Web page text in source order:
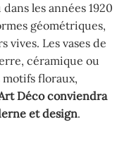
les années 1920
géométriques,
vives. Les vases de
céramique ou
floraux,
Déco conviendra
et design.